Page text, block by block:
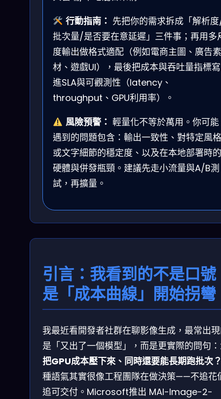
行動指南： 先把你的需求拆成「解析
批次量/是否要在意延遲」三件事；再用多
度輸出做格式適配（例如電商主圖、廣告素
材、遊戲UI），最後把成本與吞吐量指標寫
進SLA與可觀測性（latency、
throughput、GPU利用率）。
風險預警： 輕量化不等於萬用。你可能
遇到的問題包含：輸出一致性、對特定風格
或文字細節的穩定度、以及在本地部署時的
硬體與併發瓶頸。建議先走小流量與A/B測
試，再擴量。
引言：我看到的不是口號
是「成本曲線」開始拐彎
我最近看開發者社群在聊影像生成，最常出
是「又出了一個模型」，而是更實際的問句：
把GPU成本壓下來、同時還要能長期跑批次
種語氣其實很像工程團隊在做決策——不追花
追可交付。Microsoft推出 MAI-Image-2-